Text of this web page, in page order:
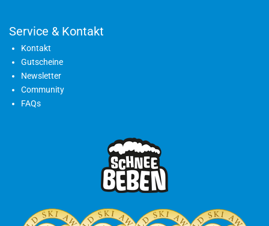
Service & Kontakt
Kontakt
Gutscheine
Newsletter
Community
FAQs